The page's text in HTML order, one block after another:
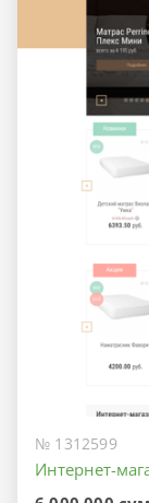
№ 1312599
Интернет-